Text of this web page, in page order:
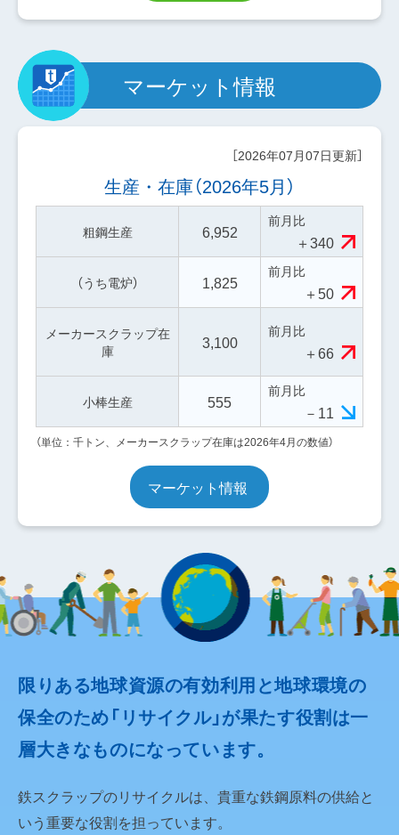
マーケット情報
［2026年07月07日更新］
生産・在庫（2026年5月）
粗鋼生産 6,952
前月比
＋340
（うち電炉） 1,825
前月比
＋50
メーカースクラップ在
庫
3,100
前月比
＋66
小棒生産 555
前月比
－11
（単位：千トン、メーカースクラップ在庫は2026年4月の数値）
マーケット情報
限りある地球資源の有効利用と地球環境の
保全のため「リサイクル」が果たす役割は一
層大きなものになっています。
鉄スクラップのリサイクルは、貴重な鉄鋼原料の供給と
いう重要な役割を担っています。